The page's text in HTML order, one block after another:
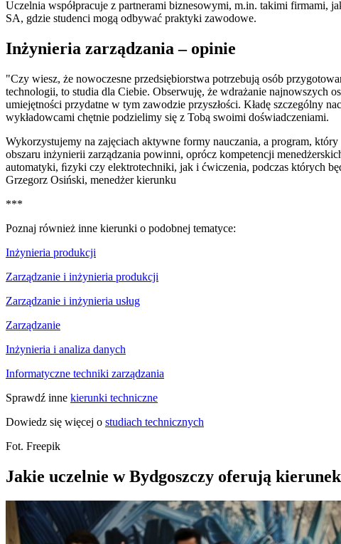
Uczelnia współpracuje z partnerami biznesowymi, m.in. takimi firmami,
SA, gdzie studenci mogą odbywać praktyki zawodowe.
Inżynieria zarządzania – opinie
"Czy wiesz, że nowoczesne przedsiębiorstwa potrzebują osób
technologii, to studia dla Ciebie. Obserwuję, że wdrażanie najnowszych
umiejętności przydatne w tym zawodzie przyszłości. Kładę szczególny
wykładowcami chętnie podzielimy się z Tobą swoimi doświadczeniami.
Wykorzystujemy na zajęciach aktywne formy nauczania, a program,
obszaru inżynierii zarządzania powinni, oprócz kompetencji
automatyki, ﬁzyki czy elektrotechniki, jak i ćwiczenia, podczas których
Grzegorz Osiński, menedżer kierunku
***
Poznaj również inne kierunki o podobnej tematyce:
Inżynieria produkcji
Zarządzanie i inżynieria produkcji
Zarządzanie i inżynieria usług
Zarządzanie
Inżynieria i analiza danych
Informatyczne techniki zarządzania
Sprawdź inne kierunki techniczne
Dowiedz się więcej o studiach technicznych
Fot. Freepik
Jakie uczelnie w Bydgoszczy oferują